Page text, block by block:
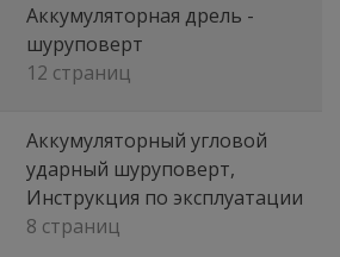
Аккумуляторная дрель -
шуруповерт
12 страниц
Аккумуляторный угловой
ударный шуруповерт,
Инструкция по эксплуатации
8 страниц